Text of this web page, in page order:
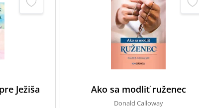
Ježiša Ako sa modliť ruženec
Donald Calloway